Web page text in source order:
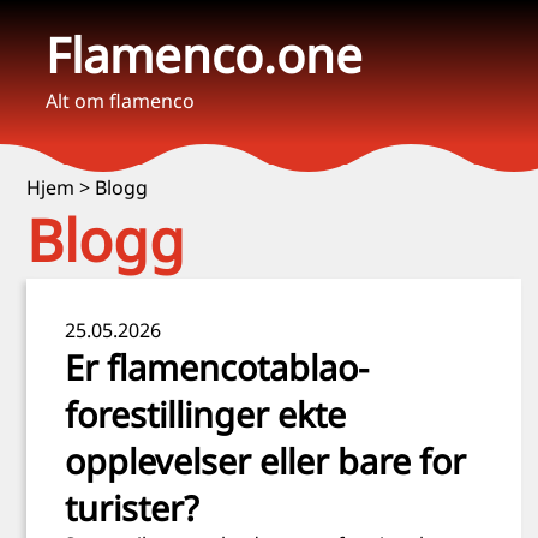
Flamenco.one
Alt om flamenco
Hjem > Blogg
Blogg
25.05.2026
Er flamencotablao-
forestillinger ekte
opplevelser eller bare for
turister?